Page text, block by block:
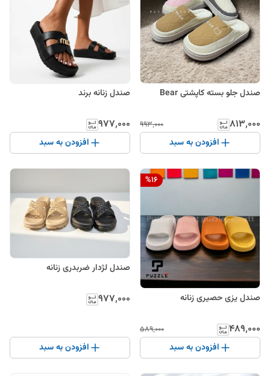
صندل جلو بسته کاپشتی Bear
۸۱۳٬۰۰۰ ۹۹۳٬۰۰۰
افزودن به سبد
صندل زنانه برند
۹۷۷٬۰۰۰
افزودن به سبد
%16
صندل یزی حصیری زنانه
۴۸۹٬۰۰۰ ۵۸۹٬۰۰۰
افزودن به سبد
صندل لژدار ضربدری زنانه
۹۷۷٬۰۰۰
افزودن به سبد